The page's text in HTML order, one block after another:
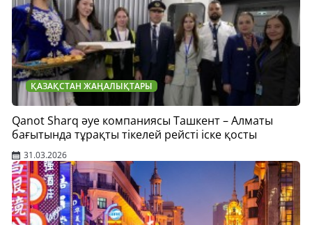
ҚАЗАҚСТАН ЖАҢАЛЫҚТАРЫ
Qanot Sharq әуе компаниясы Ташкент – Алматы
бағытында тұрақты тікелей рейсті іске қосты
31.03.2026